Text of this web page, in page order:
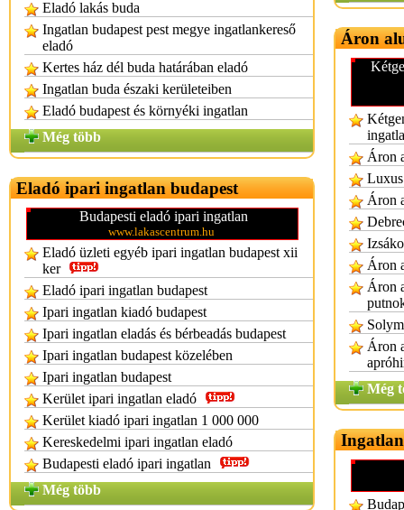
Eladó lakás buda
Ingatlan budapest pest megye ingatlankereső
eladó
Kertes ház dél buda határában eladó
Ingatlan buda északi kerületeiben
Eladó budapest és környéki ingatlan
Még több
Eladó ipari ingatlan budapest
Budapesti eladó ipari ingatlan
www.lakascentrum.hu
Eladó üzleti egyéb ipari ingatlan budapest xii
ker
Eladó ipari ingatlan budapest
Ipari ingatlan kiadó budapest
Ipari ingatlan eladás és bérbeadás budapest
Ipari ingatlan budapest közelében
Ipari ingatlan budapest
Kerület ipari ingatlan eladó
Kerület kiadó ipari ingatlan 1 000 000
Kereskedelmi ipari ingatlan eladó
Budapesti eladó ipari ingatlan
Még több
Áron
Áron
Áron
Áron
Áron
Áron
Még